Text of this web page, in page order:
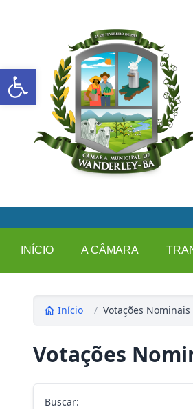
INÍCIO A CÂMARA
Início / Votações Nominais
Votações
Buscar:
Abrir a barra de